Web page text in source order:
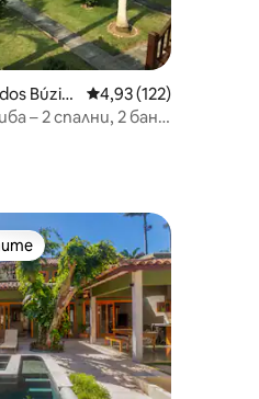
Búzio
Средна оценка: 4,93
4,93 (122)
– 2 спални, 2 бани
на гостите